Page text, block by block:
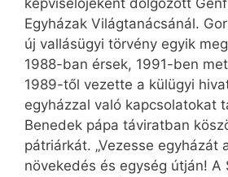
képviselőjeként dolgozott
Egyházak Világtanácsánál.
új vallásügyi törvény egyik
1988-ban érsek, 1991-ben
1989-től vezette a külügyi
egyházzal való kapcsolatokat
Benedek pápa táviratban
pátriárkát. „Vezesse egyházát
növekedés és egység útján! A